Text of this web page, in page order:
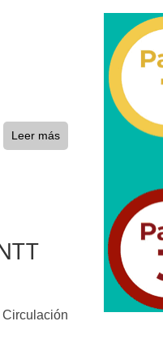
Leer más